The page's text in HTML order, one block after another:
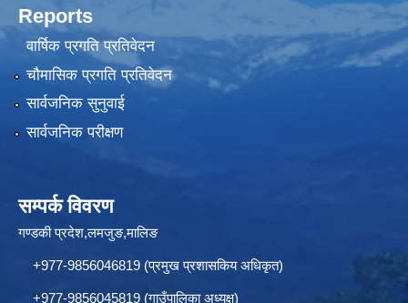
Reports
वार्षिक प्रगति प्रतिवेदन
चौमासिक प्रगति प्रतिवेदन
सार्वजनिक सुनुवाई
सार्वजनिक परीक्षण
सम्पर्क विवरण
गण्डकी प्रदेश,लमजुङ,मालिङ
+977-9856046819 (प्रमुख प्रशासकिय अधिकृत)
+977-9856045819 (गाउँपालिका अध्यक्ष)